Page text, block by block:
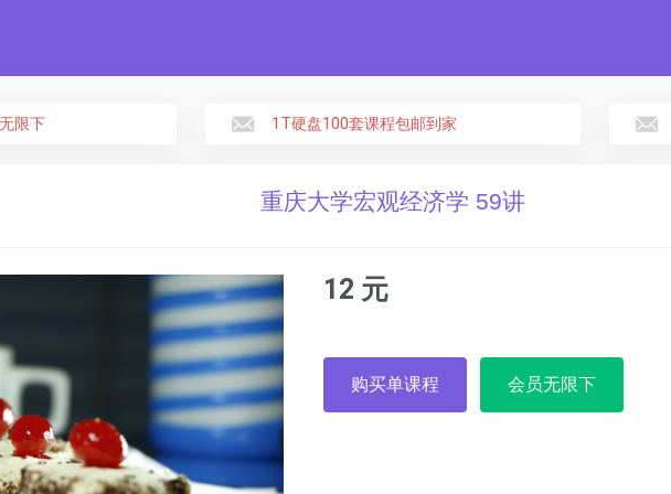
限下 1T硬盘100套课程包邮到家
重庆大学宏观经济学 59讲
12 元
购买单课程 会员无限下